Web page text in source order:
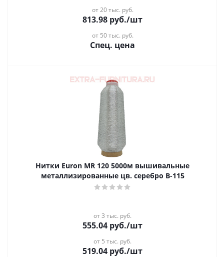
от 20 тыс. руб.
813.98 руб./шт
от 50 тыс. руб.
Спец. цена
Нитки Euron MR 120 5000м вышивальные
металлизированные цв. серебро B-115
от 3 тыс. руб.
555.04 руб./шт
от 5 тыс. руб.
519.04 руб./шт